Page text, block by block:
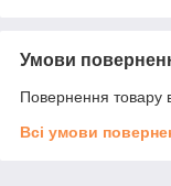
Умови
Повернення товару
Всі умови